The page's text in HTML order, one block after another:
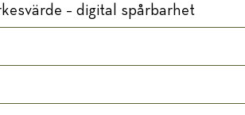
– digital spårbarhet